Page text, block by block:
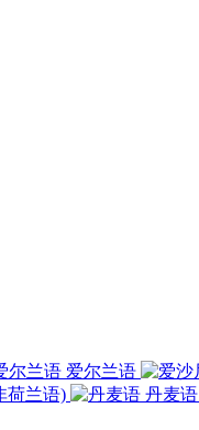
爱尔兰语
荷兰语)
丹麦语